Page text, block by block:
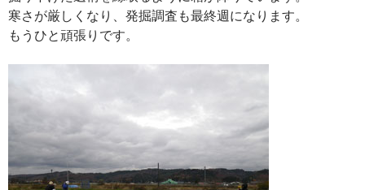
寒さが厳しくなり、発掘調査も最終週になります。
もうひと頑張りです。